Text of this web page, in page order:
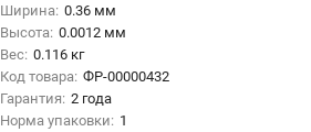
Ширина: 0.36 мм
Высота: 0.0012 мм
Вес: 0.116 кг
Код товара: ФР-00000432
Гарантия: 2 года
Норма упаковки: 1